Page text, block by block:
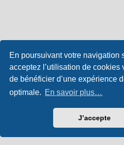
En poursuivant votre navigation
acceptez l’utilisation de cookies
de bénéficier d’une expérience
optimale. En savoir plus…
J’accepte